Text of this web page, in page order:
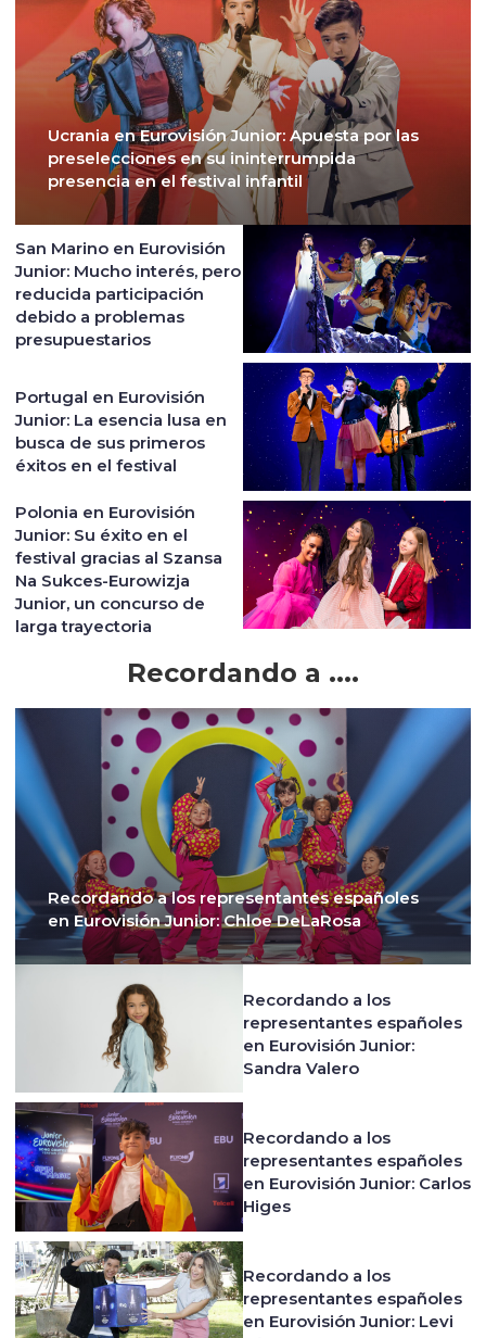
Ucrania en Eurovisión Junior: Apuesta por las
preselecciones en su ininterrumpida
presencia en el festival infantil
San Marino en Eurovisión
Junior: Mucho interés, pero
reducida participación
debido a problemas
presupuestarios
Portugal en Eurovisión
Junior: La esencia lusa en
busca de sus primeros
éxitos en el festival
Polonia en Eurovisión
Junior: Su éxito en el
festival gracias al Szansa
Na Sukces-Eurowizja
Junior, un concurso de
larga trayectoria
Recordando a ....
Recordando a los representantes españoles
en Eurovisión Junior: Chloe DeLaRosa
Recordando a los
representantes españoles
en Eurovisión Junior:
Sandra Valero
Recordando a los
representantes españoles
en Eurovisión Junior: Carlos
Higes
Recordando a los
representantes españoles
en Eurovisión Junior: Levi